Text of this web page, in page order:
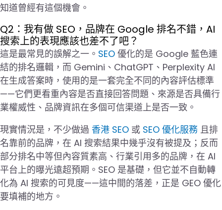
知道曾經有這個機會。
Q2：我有做 SEO，品牌在 Google 排名不錯，AI
搜索上的表現應該也差不了吧？
這是最常見的誤解之一。 SEO 優化的是 Google 藍色連
結的排名邏輯，而 Gemini、ChatGPT、Perplexity AI
在生成答案時，使用的是一套完全不同的內容評估標準
——它們更看重內容是否直接回答問題、來源是否具備行
業權威性、品牌資訊在多個可信渠道上是否一致。
現實情況是，不少做過 香港 SEO 或 SEO 優化服務 且排
名靠前的品牌，在 AI 搜索結果中幾乎沒有被提及；反而
部分排名中等但內容質素高、行業引用多的品牌，在 AI
平台上的曝光遠超預期。SEO 是基礎，但它並不自動轉
化為 AI 搜索的可見度——這中間的落差，正是 GEO 優化
要填補的地方。